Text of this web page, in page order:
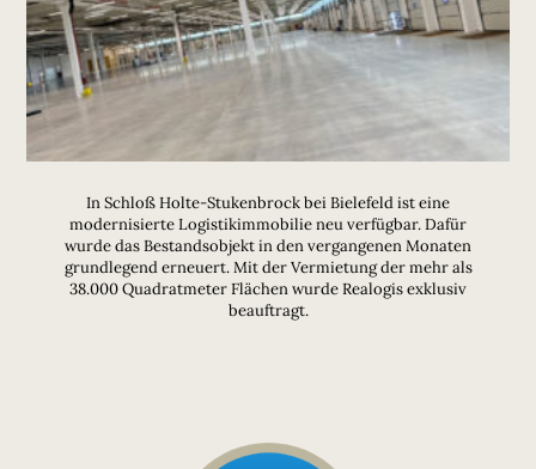
In Schloß Holte-Stukenbrock bei Bielefeld ist eine
modernisierte Logistikimmobilie neu verfügbar. Dafür
wurde das Bestandsobjekt in den vergangenen Monaten
grundlegend erneuert. Mit der Vermietung der mehr als
38.000 Quadratmeter Flächen wurde Realogis exklusiv
beauftragt.